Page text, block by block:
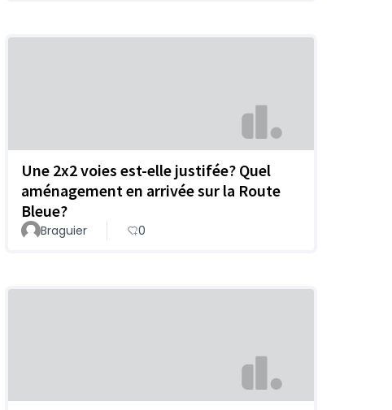
Une 2x2 voies est-elle justifée? Quel
aménagement en arrivée sur la Route
Bleue?
Braguier 0